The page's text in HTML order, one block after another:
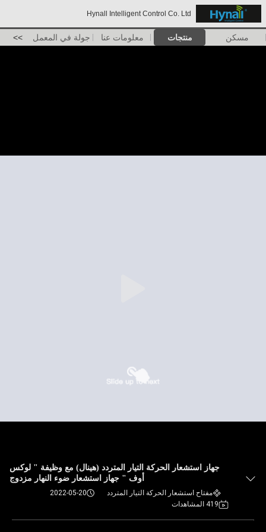
Hynall Intelligent Control Co. Ltd
مسكن منتجات معلومات عنا جولة في المعمل >>
جهاز استشعار الحركة التيار المتردد (هينال) مع وظيفة " لوكس
أوف " جهاز استشعار ضوء النهار مزدوج
مفتاح استشعار الحركة التيار المتردد
2022-05-20
419 المشاهدات